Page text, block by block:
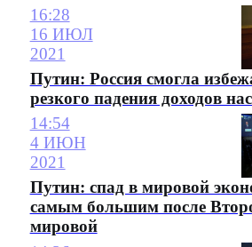
16:28
16 ИЮЛ
2021
Путин: Россия смогла
резкого падения доходов
14:54
4 ИЮН
2021
Путин: спад в мировой
самым большим после
мировой